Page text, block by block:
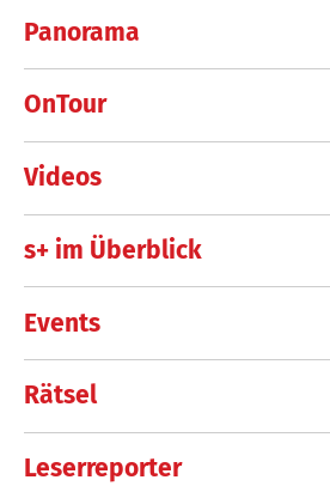
Panorama
OnTour
Videos
s+ im Überblick
Events
Rätsel
Leserreporter